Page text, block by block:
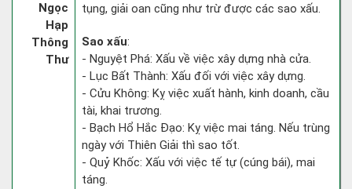
Ngọc
Hạp
Thông
Thư
tụng, giải oan cũng như trừ được các sao xấu.
Sao xấu:
- Nguyệt Phá: Xấu về việc xây dựng nhà cửa.
- Lục Bất Thành: Xấu đối với việc xây dựng.
- Cửu Không: Kỵ việc xuất hành, kinh doanh, cầu
tài, khai trương.
- Bạch Hổ Hắc Đạo: Kỵ việc mai táng. Nếu trùng
ngày với Thiên Giải thì sao tốt.
- Quỷ Khốc: Xấu với việc tế tự (cúng bái), mai
táng.